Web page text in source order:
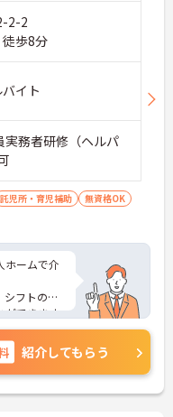
2-2
歩8分
イト
務者研修（ヘルパ
託児所・育児補助
無資格OK
ホームで介
フトの相
ができます
々♪マイカ
、頑張りが
ォロー体制
トできま
紹介してもらう